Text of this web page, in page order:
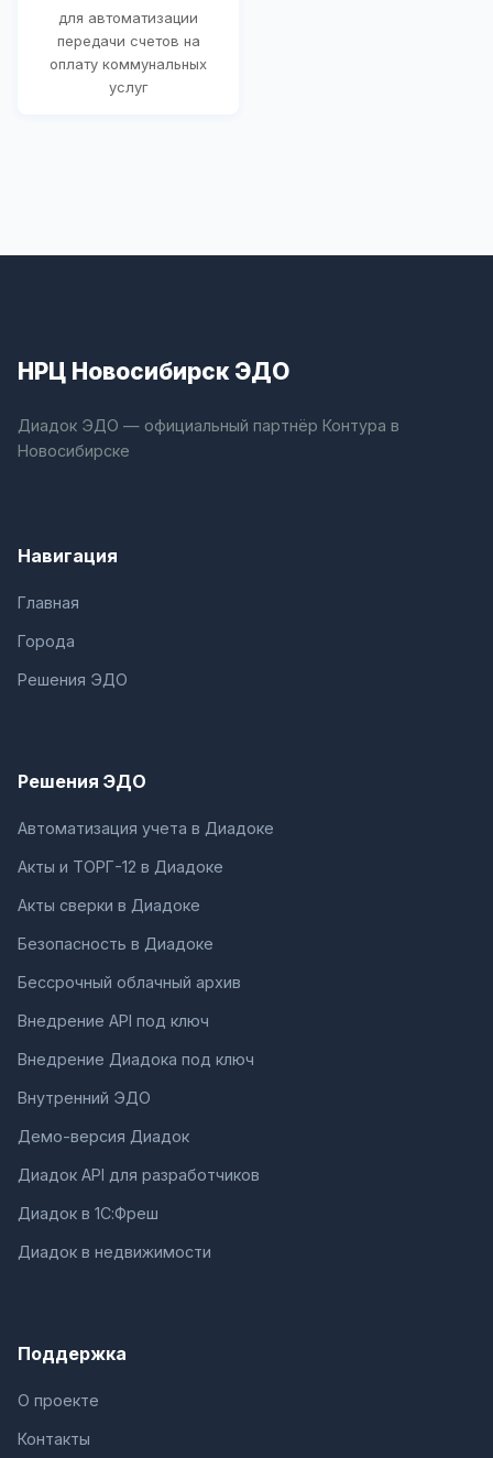
для автоматизации
передачи счетов на
оплату коммунальных
услуг
НРЦ Новосибирск ЭДО
Диадок ЭДО — официальный партнёр Контура в
Новосибирске
Навигация
Главная
Города
Решения ЭДО
Решения ЭДО
Автоматизация учета в Диадоке
Акты и ТОРГ-12 в Диадоке
Акты сверки в Диадоке
Безопасность в Диадоке
Бессрочный облачный архив
Внедрение API под ключ
Внедрение Диадока под ключ
Внутренний ЭДО
Демо-версия Диадок
Диадок API для разработчиков
Диадок в 1С:Фреш
Диадок в недвижимости
Поддержка
О проекте
Контакты